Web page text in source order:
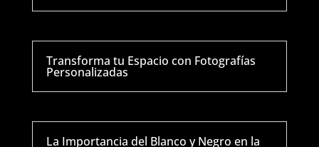
Transforma tu Espacio con Fotografías
Personalizadas
La Importancia del Blanco y Negro en la